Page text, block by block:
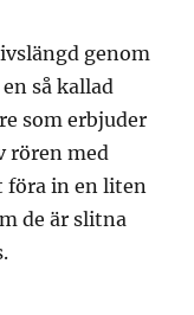
genom
så kallad
som erbjuder
rören med
föra in en liten
de är slitna